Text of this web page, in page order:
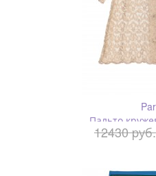
Пальто
12430 pуб.